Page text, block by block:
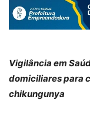
Vigilância em
domiciliares para
chikungunya